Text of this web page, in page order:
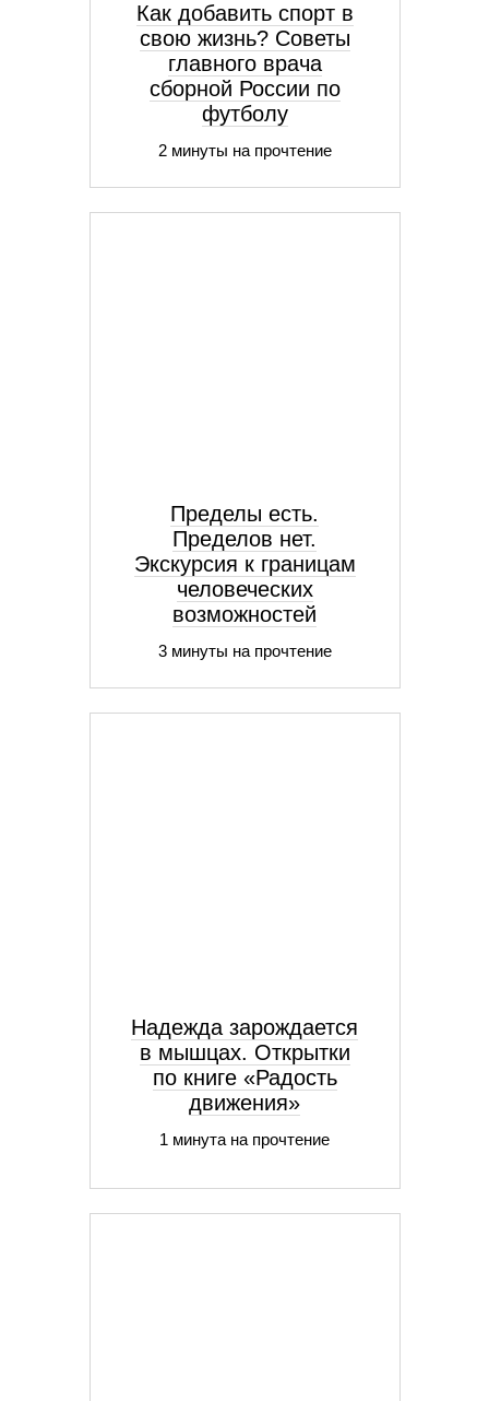
Как добавить спорт в
свою жизнь? Советы
главного врача
сборной России по
футболу
2 минуты на прочтение
Пределы есть.
Пределов нет.
Экскурсия к границам
человеческих
возможностей
3 минуты на прочтение
Надежда зарождается
в мышцах. Открытки
по книге «Радость
движения»
1 минута на прочтение